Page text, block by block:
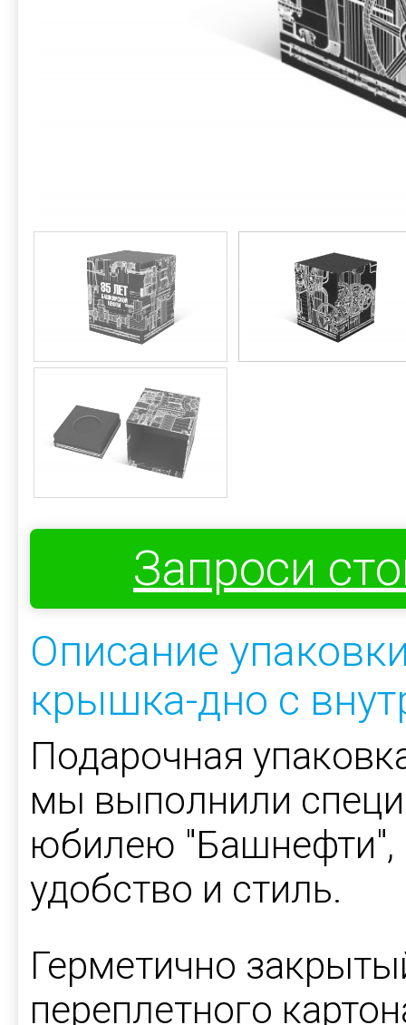
Запроси
Описание
крышка-дно с
Подарочная
мы выполнили
юбилею "Башнефти",
удобство и стиль.
Герметично
переплетного